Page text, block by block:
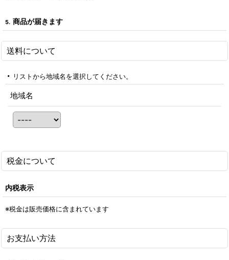
5. 商品が届きます
送料について
リストから地域名を選択してください。
地域名
税金について
内税表示
※税金は販売価格に含まれています
お支払い方法